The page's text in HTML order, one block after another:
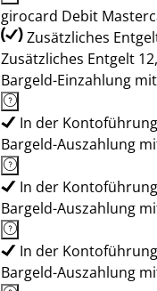
girocard Debit
Zusätzliches
Zusätzliches Entgelt
Bargeld-Einzahlung
In der
Bargeld-Auszahlung
In der
Bargeld-Auszahlung
In der
Bargeld-Auszahlung